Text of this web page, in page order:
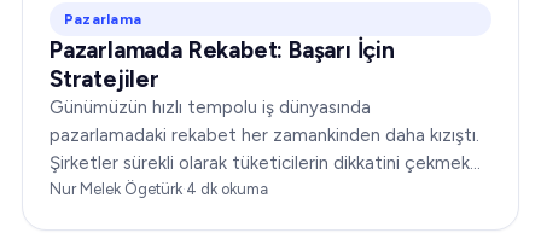
Pazarlama
Pazarlamada Rekabet: Başarı İçin
Stratejiler
Günümüzün hızlı tempolu iş dünyasında
pazarlamadaki rekabet her zamankinden daha kızıştı.
Şirketler sürekli olarak tüketicilerin dikkatini çekmek
için yarışıyor, rakiplerinin önüne geçmeye çalışıyor ve…
Nur Melek Ögetürk·4 dk okuma